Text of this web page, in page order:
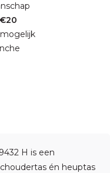
€20
H is een
én heuptas